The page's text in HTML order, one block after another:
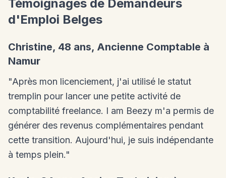
Témoignages de Demandeurs
d'Emploi Belges
Christine, 48 ans, Ancienne Comptable à
Namur
"Après mon licenciement, j'ai utilisé le statut
tremplin pour lancer une petite activité de
comptabilité freelance. I am Beezy m'a permis de
générer des revenus complémentaires pendant
cette transition. Aujourd'hui, je suis indépendante
à temps plein."